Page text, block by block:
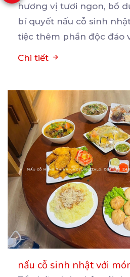
hương vị tươi ngon, bổ
bí quyết nấu cỗ sinh
tiệc thêm phần độc đáo
Chi tiết
nấu cỗ sinh nhật với